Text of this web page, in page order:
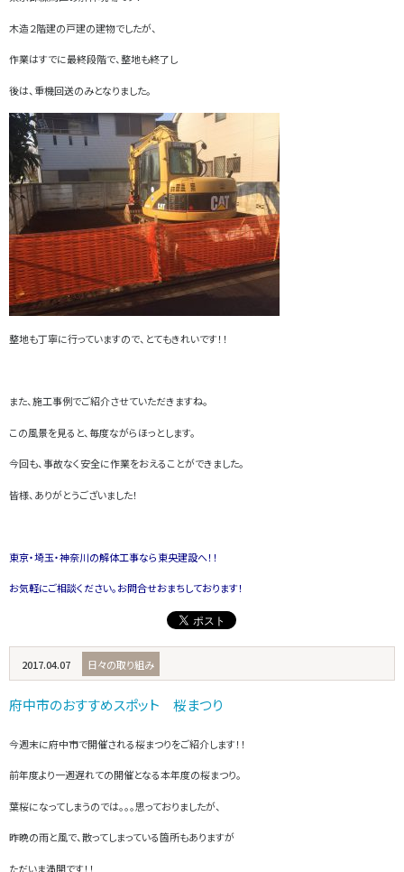
木造２階建の戸建の建物でしたが、
作業はすでに最終段階で、整地も終了し
後は、重機回送のみとなりました。
整地も丁寧に行っていますので、とてもきれいです！！
また、施工事例でご紹介させていただきますね。
この風景を見ると、毎度ながらほっとします。
今回も、事故なく安全に作業をおえることができました。
皆様、ありがとうございました！
東京・埼玉・神奈川の解体工事なら東央建設へ！！
お気軽にご相談ください。お問合せおまちしております！
2017.04.07 日々の取り組み
府中市のおすすめスポット 桜まつり
今週末に府中市で開催される桜まつりをご紹介します！！
前年度より一週遅れての開催となる本年度の桜まつり。
葉桜になってしまうのでは。。。思っておりましたが、
昨晩の雨と風で、散ってしまっている箇所もありますが
ただいま満開です！！